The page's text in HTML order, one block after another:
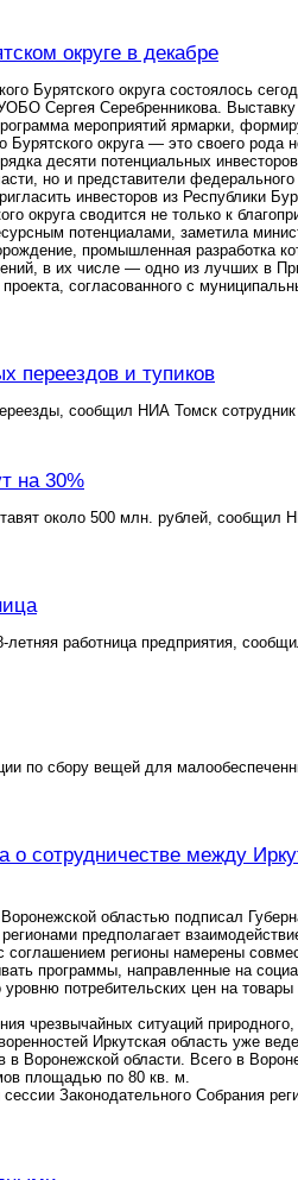
округе в декабре
Бурятского округа состоялось
Сергея Серебренникова. Выставку
мероприятий ярмарки,
Бурятского округа — это своего рода
десяти потенциальных
но и представители федерального
инвесторов из Республики
округа сводится не только к
потенциалами, заметила
промышленная разработка
в их числе — одно из лучших в
согласованного с
переездов и тупиков
сообщил НИА Томск
на 30%
около 500 млн. рублей, сообщил
работница предприятия,
по сбору вещей для
о сотрудничестве между
областью подписал
предполагает
регионы намерены
программы, направленные на
потребительских цен на
чрезвычайных ситуаций природного,
Иркутская область уже
Воронежской области. Всего в
площадью по 80 кв. м.
Законодательного Собрания